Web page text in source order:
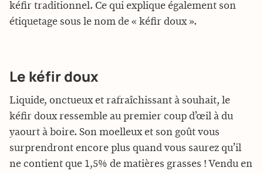
kéfir traditionnel. Ce qui explique également son
étiquetage sous le nom de « kéfir doux ».
Le kéfir doux
Liquide, onctueux et rafraîchissant à souhait, le
kéfir doux ressemble au premier coup d’œil à du
yaourt à boire. Son moelleux et son goût vous
surprendront encore plus quand vous saurez qu’il
ne contient que 1,5% de matières grasses ! Vendu en